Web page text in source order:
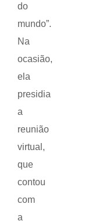
do
mundo”.
Na
ocasião,
ela
presidia
a
reunião
virtual,
que
contou
com
a